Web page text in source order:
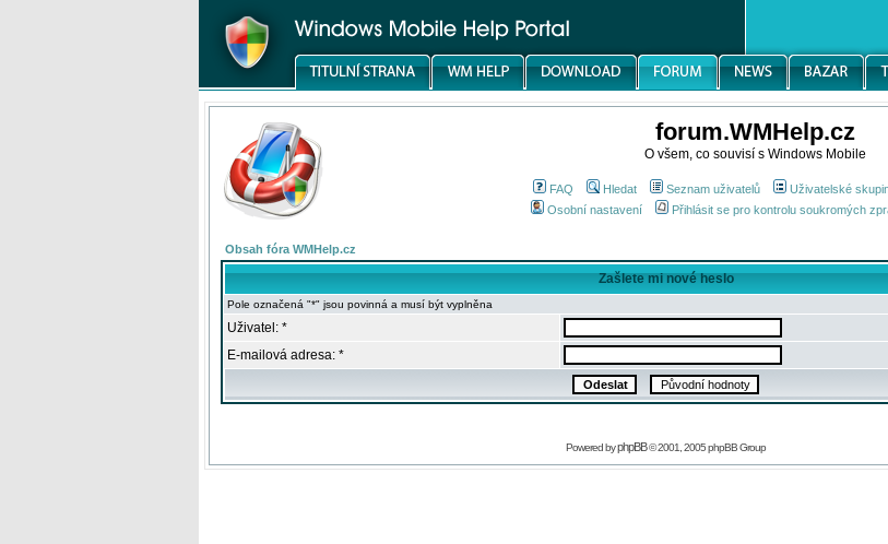
forum.WMHelp.cz
O všem, co souvisí s Windows Mobile
FAQ Hledat Seznam uživatelů Uživatelské
Osobní nastavení
Přihlásit se pro kontrolu soukromých
Obsah fóra WMHelp.cz
Zašlete mi nové heslo
Pole označená "*" jsou povinná a musí být vyplněna
Uživatel: *
E-mailová adresa: *
Powered byphpBB© 2001, 2005 phpBB Group